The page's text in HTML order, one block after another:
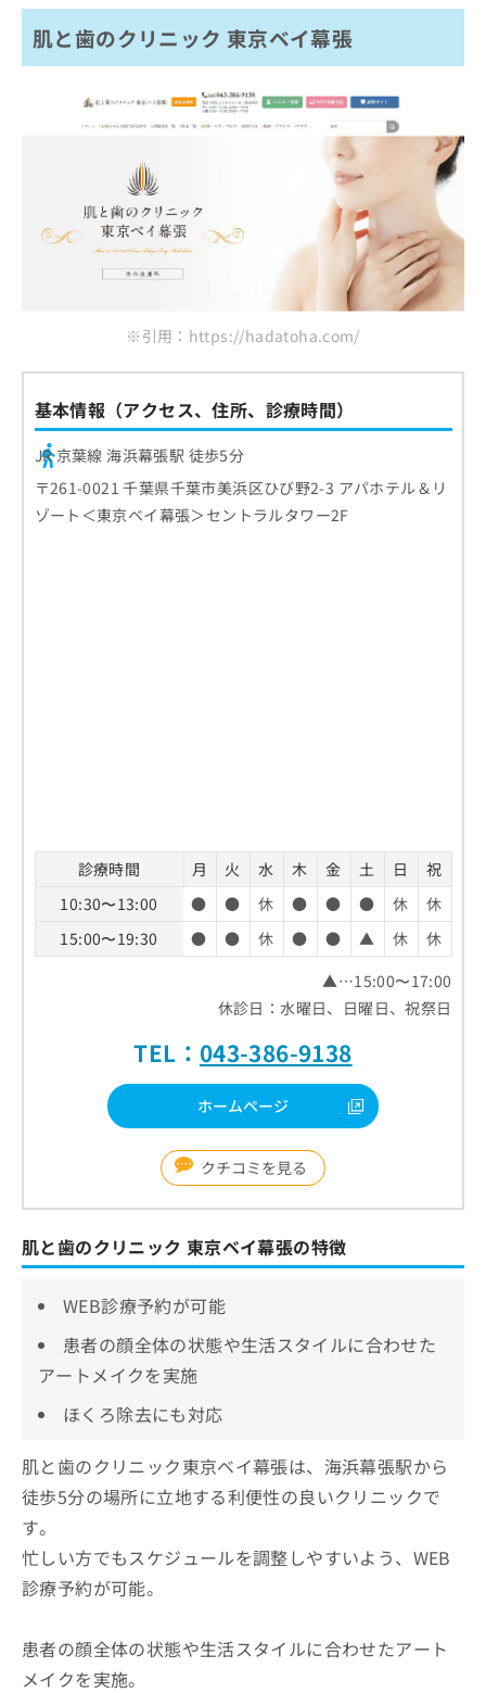
肌と歯のクリニック 東京ベイ幕張
※引用：https://hadatoha.com/
基本情報（アクセス、住所、診療時間）
JR 京葉線 海浜幕張駅 徒歩5分
〒261-0021 千葉県千葉市美浜区ひび野2-3 アパホテル＆リ
ゾート＜東京ベイ幕張＞セントラルタワー2F
診療時間 月 火 水 木 金 土 日
祝
10:30〜13:00
● ● 休 ● ● ● 休
休
15:00〜19:30
● ● 休 ● ● ▲ 休
休
▲…15:00〜17:00
休診日：水曜日、日曜日、祝祭日
TEL： 043-386-9138
ホームページ
クチコミを見る
肌と歯のクリニック 東京ベイ幕張の特徴
WEB診療予約が可能
患者の顔全体の状態や生活スタイルに合わせた
アートメイクを実施
ほくろ除去にも対応
肌と歯のクリニック東京ベイ幕張は、海浜幕張駅から
徒歩5分の場所に立地する利便性の良いクリニックで
す。
忙しい方でもスケジュールを調整しやすいよう、WEB
診療予約が可能。
患者の顔全体の状態や生活スタイルに合わせたアート
メイクを実施。